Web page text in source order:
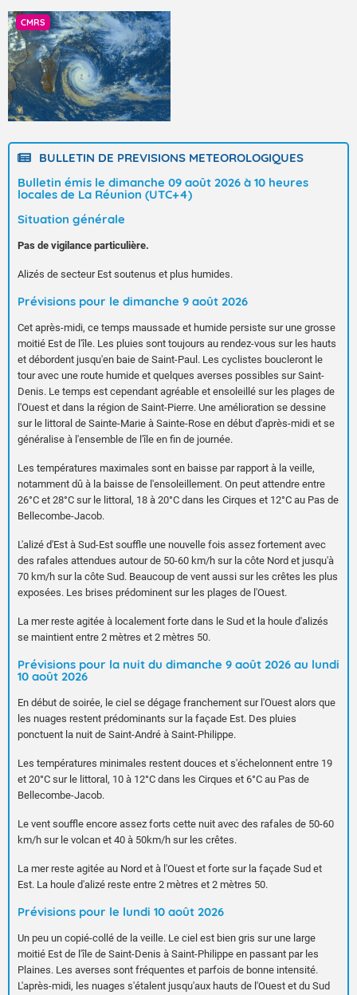
CMRS
BULLETIN DE PREVISIONS METEOROLOGIQUES
Bulletin émis le dimanche 09 août 2026 à 10 heures
locales de La Réunion (UTC+4)
Situation générale
Pas de vigilance particulière.
Alizés de secteur Est soutenus et plus humides.
Prévisions pour le dimanche 9 août 2026
Cet après-midi, ce temps maussade et humide persiste sur une grosse
moitié Est de l'île. Les pluies sont toujours au rendez-vous sur les hauts
et débordent jusqu'en baie de Saint-Paul. Les cyclistes boucleront le
tour avec une route humide et quelques averses possibles sur Saint-
Denis. Le temps est cependant agréable et ensoleillé sur les plages de
l'Ouest et dans la région de Saint-Pierre. Une amélioration se dessine
sur le littoral de Sainte-Marie à Sainte-Rose en début d'après-midi et se
généralise à l'ensemble de l'île en fin de journée.
Les températures maximales sont en baisse par rapport à la veille,
notamment dû à la baisse de l'ensoleillement. On peut attendre entre
26°C et 28°C sur le littoral, 18 à 20°C dans les Cirques et 12°C au Pas de
Bellecombe-Jacob.
L'alizé d'Est à Sud-Est souffle une nouvelle fois assez fortement avec
des rafales attendues autour de 50-60 km/h sur la côte Nord et jusqu'à
70 km/h sur la côte Sud. Beaucoup de vent aussi sur les crêtes les plus
exposées. Les brises prédominent sur les plages de l'Ouest.
La mer reste agitée à localement forte dans le Sud et la houle d'alizés
se maintient entre 2 mètres et 2 mètres 50.
Prévisions pour la nuit du dimanche 9 août 2026 au lundi
10 août 2026
En début de soirée, le ciel se dégage franchement sur l'Ouest alors que
les nuages restent prédominants sur la façade Est. Des pluies
ponctuent la nuit de Saint-André à Saint-Philippe.
Les températures minimales restent douces et s'échelonnent entre 19
et 20°C sur le littoral, 10 à 12°C dans les Cirques et 6°C au Pas de
Bellecombe-Jacob.
Le vent souffle encore assez forts cette nuit avec des rafales de 50-60
km/h sur le volcan et 40 à 50km/h sur les crêtes.
La mer reste agitée au Nord et à l'Ouest et forte sur la façade Sud et
Est. La houle d'alizé reste entre 2 mètres et 2 mètres 50.
Prévisions pour le lundi 10 août 2026
Un peu un copié-collé de la veille. Le ciel est bien gris sur une large
moitié Est de l'île de Saint-Denis à Saint-Philippe en passant par les
Plaines. Les averses sont fréquentes et parfois de bonne intensité.
L'après-midi, les nuages s'étalent jusqu'aux hauts de l'Ouest et du Sud